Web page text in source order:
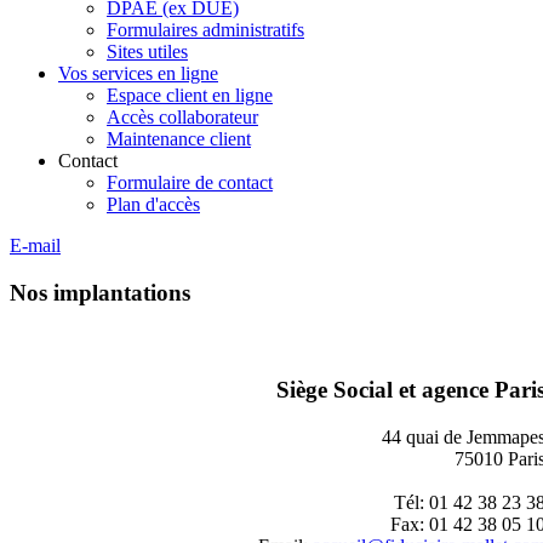
DPAE (ex DUE)
Formulaires administratifs
Sites utiles
Vos services en ligne
Espace client en ligne
Accès collaborateur
Maintenance client
Contact
Formulaire de contact
Plan d'accès
E-mail
Nos implantations
Siège Social et agence
44 quai de
75010
Tél: 01 42 38 23
Fax: 01 42 38 05